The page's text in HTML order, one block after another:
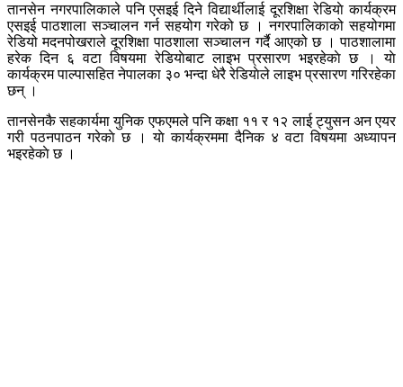
तानसेन नगरपालिकाले पनि एसइई दिने विद्यार्थीलाई दूरशिक्षा रेडियाे कार्यक्रम
एसइई पाठशाला सञ्चालन गर्न सहयोग गरेको छ । नगरपालिकाको सहयोगमा
रेडियो मदनपोखराले दूरशिक्षा पाठशाला सञ्चालन गर्दै आएको छ । पाठशालामा
हरेक दिन ६ वटा विषयमा रेडियाेबाट लाइभ प्रसारण भइरहेकाे छ । याे
कार्यक्रम पाल्पासहित नेपालका ३० भन्दा धेरै रेडियाेले लाइभ प्रसारण गरिरहेका
छन् ।
तानसेनकै सहकार्यमा युनिक एफएमले पनि कक्षा ११ र १२ लाई ट्युसन अन एयर
गरी पठनपाठन गरेकाे छ । याे कार्यक्रममा दैनिक ४ वटा विषयमा अध्यापन
भइरहेकाे छ ।